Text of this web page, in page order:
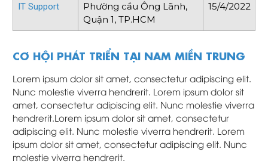
IT Support
Phường cầu Ông Lãnh,
Quận 1, TP.HCM
15/4/2022
CƠ HỘI PHÁT TRIỂN TẠI NAM MIỀN TRUNG
Lorem ipsum dolor sit amet, consectetur adipiscing elit.
Nunc molestie viverra hendrerit. Lorem ipsum dolor sit
amet, consectetur adipiscing elit. Nunc molestie viverra
hendrerit.Lorem ipsum dolor sit amet, consectetur
adipiscing elit. Nunc molestie viverra hendrerit. Lorem
ipsum dolor sit amet, consectetur adipiscing elit. Nunc
molestie viverra hendrerit.